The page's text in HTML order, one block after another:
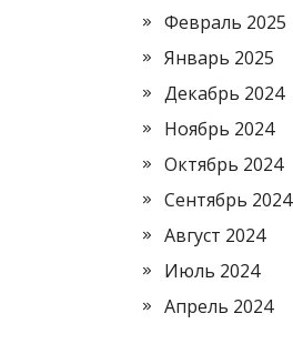
Февраль 2025
Январь 2025
Декабрь 2024
Ноябрь 2024
Октябрь 2024
Сентябрь 2024
Август 2024
Июль 2024
Апрель 2024